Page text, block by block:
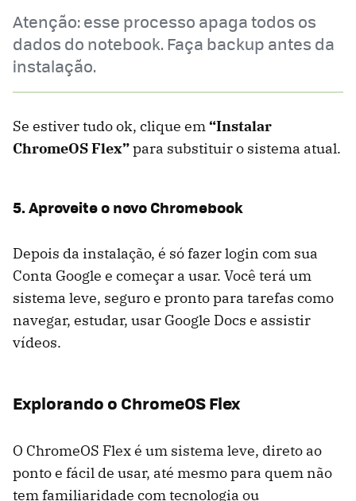
Atenção: esse processo apaga todos os
dados do notebook. Faça backup antes da
instalação.
Se estiver tudo ok, clique em“Instalar
ChromeOS Flex”para substituir o sistema atual.
5. Aproveite o novo Chromebook
Depois da instalação, é só fazer login com sua
Conta Google e começar a usar. Você terá um
sistema leve, seguro e pronto para tarefas como
navegar, estudar, usar Google Docs e assistir
vídeos.
Explorando o ChromeOS Flex
O ChromeOS Flex é um sistema leve, direto ao
ponto e fácil de usar, até mesmo para quem não
tem familiaridade com tecnologia ou